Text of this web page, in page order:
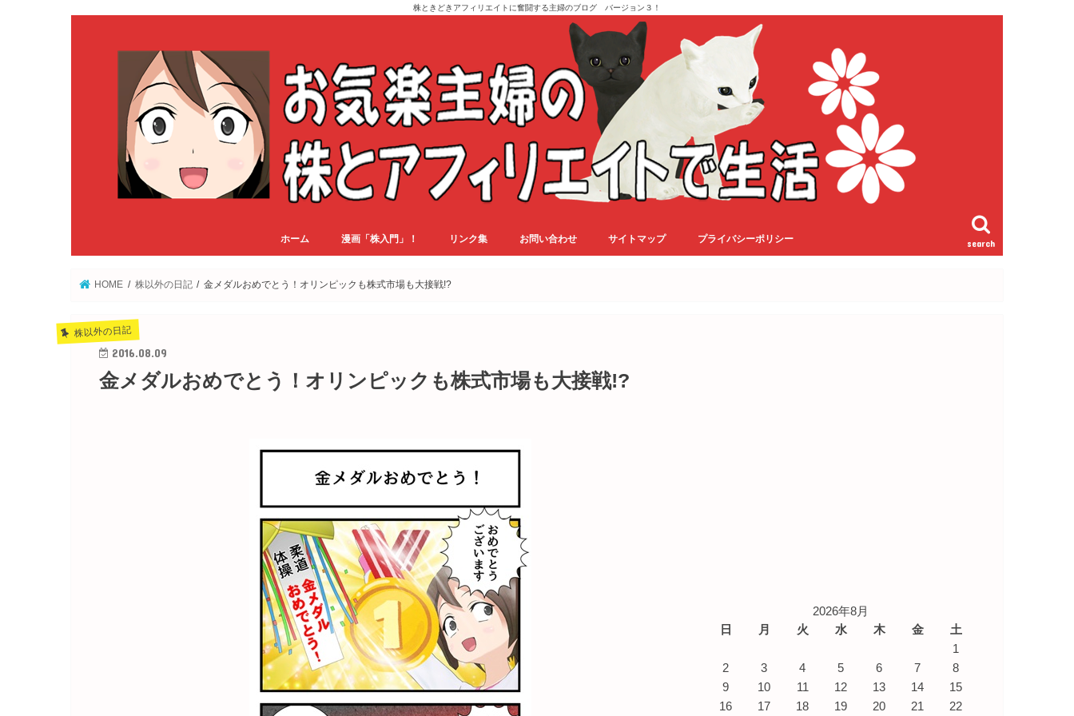
株ときどきアフィリエイトに奮闘する主婦のブログ バージョン３！
search
ホーム 漫画「株入門」！ リンク集 お問い合わせ サイトマップ プライバシーポリシー
HOME 株以外の日記 金メダルおめでとう！オリンピックも株式市場も大接戦!?
株以外の日記
2016.08.09
金メダルおめでとう！オリンピックも株式市場も大接戦!?
2026年8月
日
月 火 水 木 金
土
1
2
3 4 5 6 7
8
9
10 11 12 13 14
15
16
17 18 19 20 21 22